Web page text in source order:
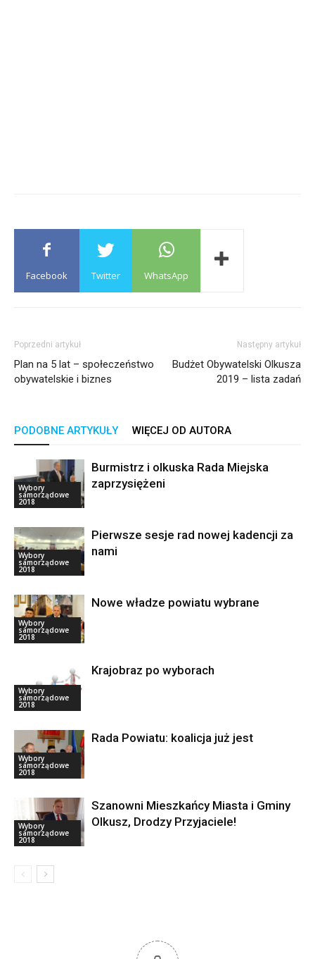
Facebook Twitter WhatsApp
Poprzedni artykuł
Plan na 5 lat – społeczeństwo
obywatelskie i biznes
Następny artykuł
Budżet Obywatelski Olkusza
2019 – lista zadań
PODOBNE ARTYKUŁY WIĘCEJ OD AUTORA
Wybory
samorządowe
2018
Burmistrz i olkuska Rada Miejska
zaprzysiężeni
Wybory
samorządowe
2018
Pierwsze sesje rad nowej kadencji za
nami
Wybory
samorządowe
2018
Nowe władze powiatu wybrane
Wybory
samorządowe
2018
Krajobraz po wyborach
Wybory
samorządowe
2018
Rada Powiatu: koalicja już jest
Wybory
samorządowe
2018
Szanowni Mieszkańcy Miasta i Gminy
Olkusz, Drodzy Przyjaciele!